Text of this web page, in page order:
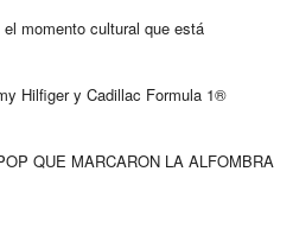
momento cultural que está
Hilfiger y Cadillac Formula 1®
QUE MARCARON LA ALFOMBRA